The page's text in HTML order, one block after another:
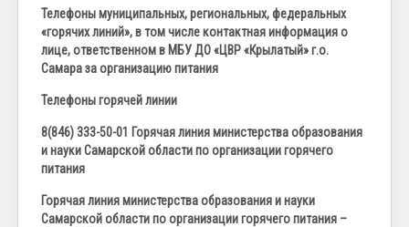
Телефоны муниципальных, региональных, федеральных
«горячих линий», в том числе контактная информация о
лице, ответственном в МБУ ДО «ЦВР «Крылатый» г.о.
Самара за организацию питания
Телефоны горячей линии
8(846) 333-50-01 Горячая линия министерства образования
и науки Самарской области по организации горячего
питания
Горячая линия министерства образования и науки
Самарской области по организации горячего питания –